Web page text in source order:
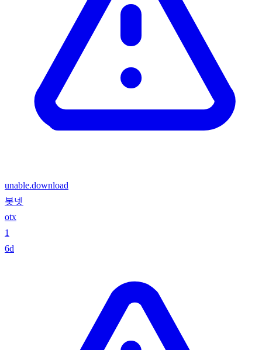
unable.download
봇넷
otx
1
6d